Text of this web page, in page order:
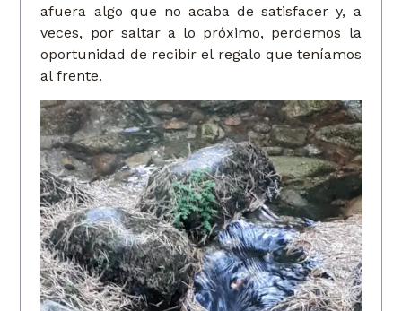
afuera algo que no acaba de satisfacer y, a
veces, por saltar a lo próximo, perdemos la
oportunidad de recibir el regalo que teníamos
al frente.